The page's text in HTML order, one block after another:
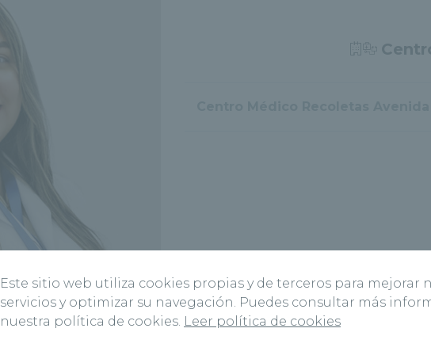
Este sitio web utiliza cookies propias y de terceros para mejorar
servicios y optimizar su navegación. Puedes consultar más
nuestra política de cookies. Leer política de cookies